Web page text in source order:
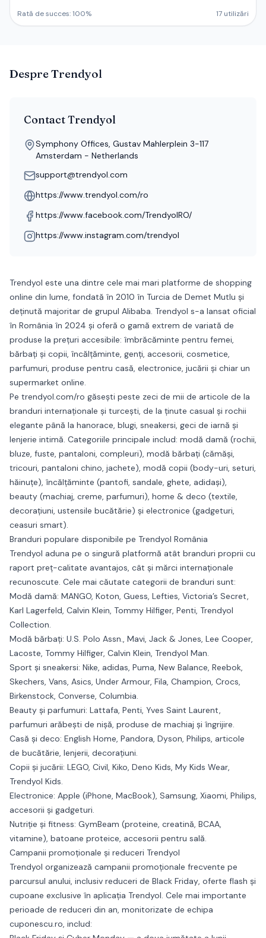
Rată de succes:100% 17 utilizări
Despre Trendyol
ContactTrendyol
Symphony Offices, Gustav Mahlerplein 3-117
Amsterdam - Netherlands
support@trendyol.com
https://www.trendyol.com/ro
https://www.facebook.com/TrendyolRO/
https://www.instagram.com/trendyol
Trendyol este una dintre cele mai mari platforme de shopping
online din lume, fondată în 2010 în Turcia de Demet Mutlu și
deținută majoritar de grupul Alibaba. Trendyol s-a lansat oficial
în România în 2024 și oferă o gamă extrem de variată de
produse la prețuri accesibile: îmbrăcăminte pentru femei,
bărbați și copii, încălțăminte, genți, accesorii, cosmetice,
parfumuri, produse pentru casă, electronice, jucării și chiar un
supermarket online.
Pe trendyol.com/ro găsești peste zeci de mii de articole de la
branduri internaționale și turcești, de la ținute casual și rochii
elegante până la hanorace, blugi, sneakersi, geci de iarnă și
lenjerie intimă. Categoriile principale includ: modă damă (rochii,
bluze, fuste, pantaloni, compleuri), modă bărbați (cămăși,
tricouri, pantaloni chino, jachete), modă copii (body-uri, seturi,
hăinuțe), încălțăminte (pantofi, sandale, ghete, adidași),
beauty (machiaj, creme, parfumuri), home & deco (textile,
decorațiuni, ustensile bucătărie) și electronice (gadgeturi,
ceasuri smart).
Branduri populare disponibile pe Trendyol România
Trendyol aduna pe o singură platformă atât branduri proprii cu
raport preț-calitate avantajos, cât și mărci internaționale
recunoscute. Cele mai căutate categorii de branduri sunt:
Modă damă: MANGO, Koton, Guess, Lefties, Victoria’s Secret,
Karl Lagerfeld, Calvin Klein, Tommy Hilfiger, Penti, Trendyol
Collection.
Modă bărbați: U.S. Polo Assn., Mavi, Jack & Jones, Lee Cooper,
Lacoste, Tommy Hilfiger, Calvin Klein, Trendyol Man.
Sport și sneakersi: Nike, adidas, Puma, New Balance, Reebok,
Skechers, Vans, Asics, Under Armour, Fila, Champion, Crocs,
Birkenstock, Converse, Columbia.
Beauty și parfumuri: Lattafa, Penti, Yves Saint Laurent,
parfumuri arăbești de nișă, produse de machiaj și îngrijire.
Casă și deco: English Home, Pandora, Dyson, Philips, articole
de bucătărie, lenjerii, decorațiuni.
Copii și jucării: LEGO, Civil, Kiko, Deno Kids, My Kids Wear,
Trendyol Kids.
Electronice: Apple (iPhone, MacBook), Samsung, Xiaomi, Philips,
accesorii și gadgeturi.
Nutriție și fitness: GymBeam (proteine, creatină, BCAA,
vitamine), batoane proteice, accesorii pentru sală.
Campanii promoționale și reduceri Trendyol
Trendyol organizează campanii promoționale frecvente pe
parcursul anului, inclusiv reduceri de Black Friday, oferte flash și
cupoane exclusive în aplicația Trendyol. Cele mai importante
perioade de reduceri din an, monitorizate de echipa
cuponescu.ro, includ: